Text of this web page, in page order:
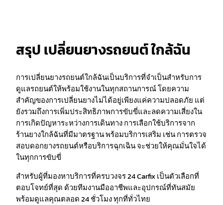
สรุป เปลี่ยนยางรถยนต์ ใกล้ฉัน
การเปลี่ยนยางรถยนต์ใกล้ฉันเป็นบริการที่จำเป็นสำหรับการ
ดูแลรถยนต์ให้พร้อมใช้งานในทุกสถานการณ์ โดยความ
สำคัญของการเปลี่ยนยางไม่ได้อยู่เพียงแค่ความปลอดภัย แต่
ยังรวมถึงการเพิ่มประสิทธิภาพการขับขี่และลดความเสี่ยงใน
การเกิดปัญหาระหว่างการเดินทาง การเลือกใช้บริการจาก
ร้านยางใกล้ฉันที่มีมาตรฐาน พร้อมบริการเสริม เช่น การตรวจ
สอบดอกยางรถยนต์หรือบริการฉุกเฉิน จะช่วยให้คุณมั่นใจได้
ในทุกการขับขี่
สำหรับผู้ที่มองหาบริการที่ครบวงจร 24 Carfix เป็นตัวเลือกที่
ตอบโจทย์ที่สุด ด้วยทีมงานมืออาชีพและอุปกรณ์ที่ทันสมัย
พร้อมดูแลคุณตลอด 24 ชั่วโมง ทุกที่ทั่วไทย